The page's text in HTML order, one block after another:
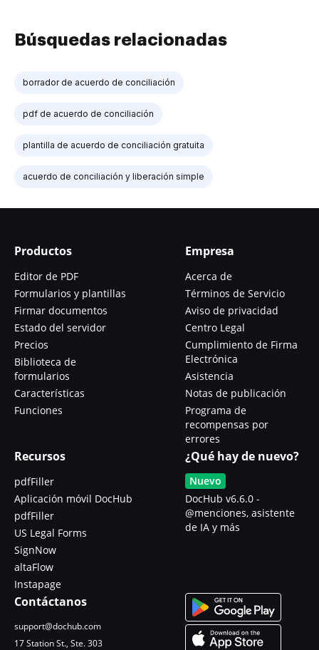
Búsquedas relacionadas
borrador de acuerdo de conciliación
pdf de acuerdo de conciliación
plantilla de acuerdo de conciliación gratuita
acuerdo de conciliación y liberación simple
Productos
Editor de PDF
Formularios y plantillas
Firmar documentos
Estado del servidor
Precios
Biblioteca de
formularios
Características
Funciones
Empresa
Acerca de
Términos de Servicio
Aviso de privacidad
Centro Legal
Cumplimiento de Firma
Electrónica
Asistencia
Notas de publicación
Programa de
recompensas por
errores
Recursos
pdfFiller
Aplicación móvil DocHub
pdfFiller
US Legal Forms
SignNow
altaFlow
Instapage
¿Qué hay de nuevo?
Nuevo
DocHub v6.6.0 -
@menciones, asistente
de IA y más
Contáctanos
support@dochub.com
17 Station St., Ste. 303